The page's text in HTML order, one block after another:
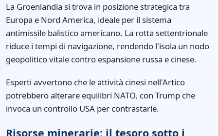
La Groenlandia si trova in posizione strategica tra
Europa e Nord America, ideale per il sistema
antimissile balistico americano. La rotta settentrionale
riduce i tempi di navigazione, rendendo l'isola un nodo
geopolitico vitale contro espansione russa e cinese.
Esperti avvertono che le attività cinesi nell'Artico
potrebbero alterare equilibri NATO, con Trump che
invoca un controllo USA per contrastarle.
Risorse minerarie: il tesoro sotto i